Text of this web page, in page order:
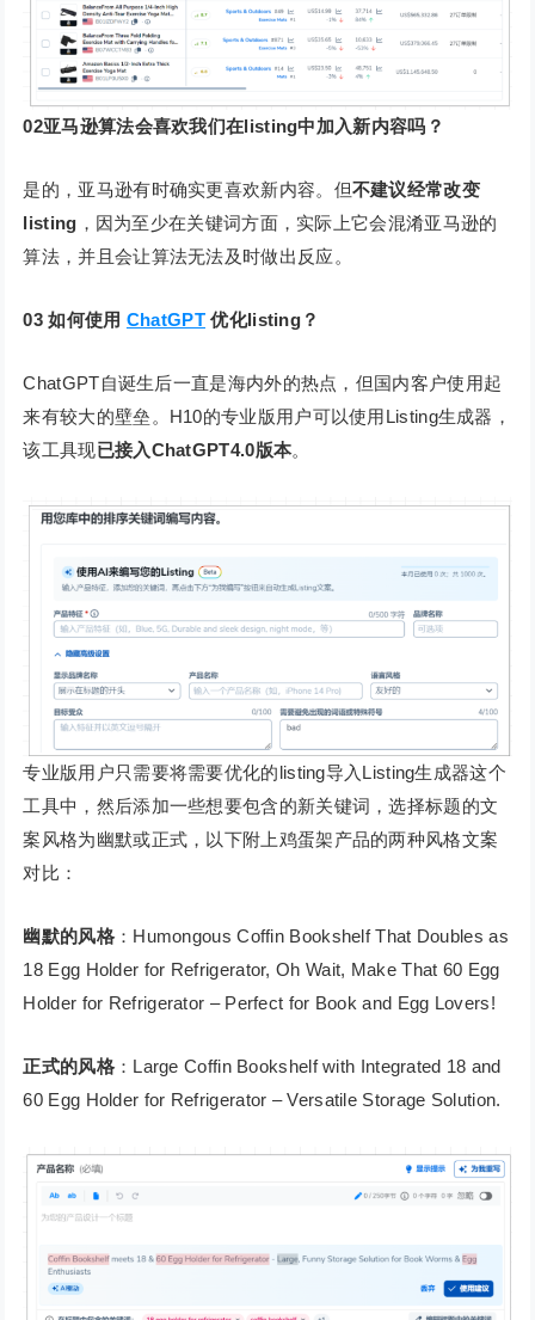
02亚马逊算法会喜欢我们在listing中加入新内容吗？
是的，亚马逊有时确实更喜欢新内容。但不建议经常改变
listing ，因为至少在关键词方面，实际上它会混淆亚马逊的
算法，并且会让算法无法及时做出反应。
03 如何使用 ChatGPT 优化listing？
ChatGPT自诞生后一直是海内外的热点，但国内客户使用起
来有较大的壁垒。H10的专业版用户可以使用Listing生成器，
该工具现已接入ChatGPT4.0版本。
专业版用户只需要将需要优化的listing导入Listing生成器这个
工具中，然后添加一些想要包含的新关键词，选择标题的文
案风格为幽默或正式，以下附上鸡蛋架产品的两种风格文案
对比：
幽默的风格：Humongous Coffin Bookshelf That Doubles as
18 Egg Holder for Refrigerator, Oh Wait, Make That 60 Egg
Holder for Refrigerator – Perfect for Book and Egg Lovers!
正式的风格：Large Coffin Bookshelf with Integrated 18 and
60 Egg Holder for Refrigerator – Versatile Storage Solution.